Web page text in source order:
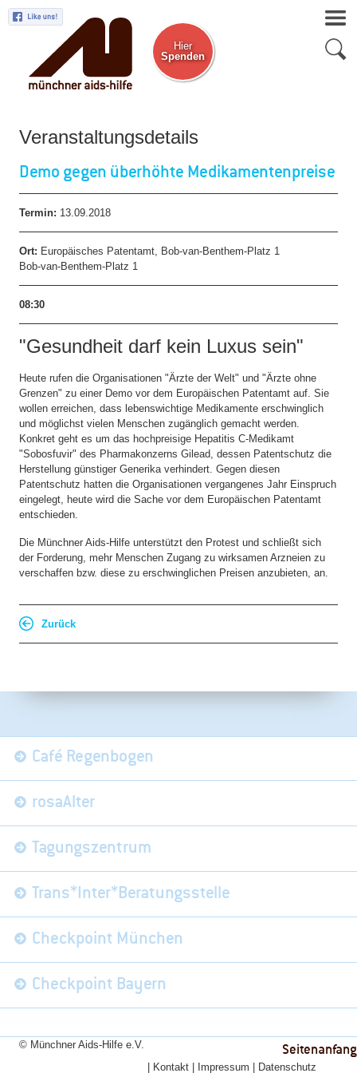
Hier
Spenden
Veranstaltungsdetails
Demo gegen überhöhte Medikamentenpreise
Termin: 13.09.2018
Ort: Europäisches Patentamt, Bob-van-Benthem-Platz 1
Bob-van-Benthem-Platz 1
08:30
"Gesundheit darf kein Luxus sein"
Heute rufen die Organisationen "Ärzte der Welt" und "Ärzte ohne
Grenzen" zu einer Demo vor dem Europäischen Patentamt auf. Sie
wollen erreichen, dass lebenswichtige Medikamente erschwinglich
und möglichst vielen Menschen zugänglich gemacht werden.
Konkret geht es um das hochpreisige Hepatitis C-Medikamt
"Sobosfuvir" des Pharmakonzerns Gilead, dessen Patentschutz die
Herstellung günstiger Generika verhindert. Gegen diesen
Patentschutz hatten die Organisationen vergangenes Jahr Einspruch
eingelegt, heute wird die Sache vor dem Europäischen Patentamt
entschieden.
Die Münchner Aids-Hilfe unterstützt den Protest und schließt sich
der Forderung, mehr Menschen Zugang zu wirksamen Arzneien zu
verschaffen bzw. diese zu erschwinglichen Preisen anzubieten, an.
Zurück
überspringenCafé Regenbogen
rosaAlter
Tagungszentrum
Trans*Inter*Beratungsstelle
Checkpoint München
Checkpoint Bayern
Seitenanfang
© Münchner Aids-Hilfe e.V.
Navigation
Kontakt Impressum Datenschutz